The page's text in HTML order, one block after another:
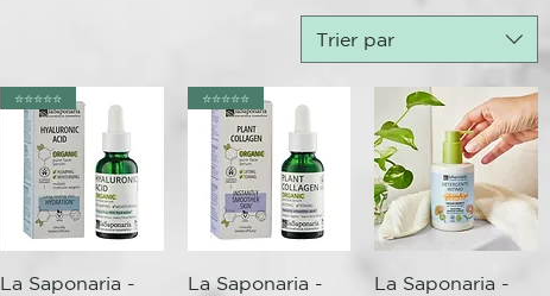
Trier par
Aperçu rapide
⭐️⭐️⭐️⭐️⭐️
La Saponaria -
Aperçu rapide
⭐️⭐️⭐️⭐️⭐️
La Saponaria -
Aperçu rapide
La Saponaria -